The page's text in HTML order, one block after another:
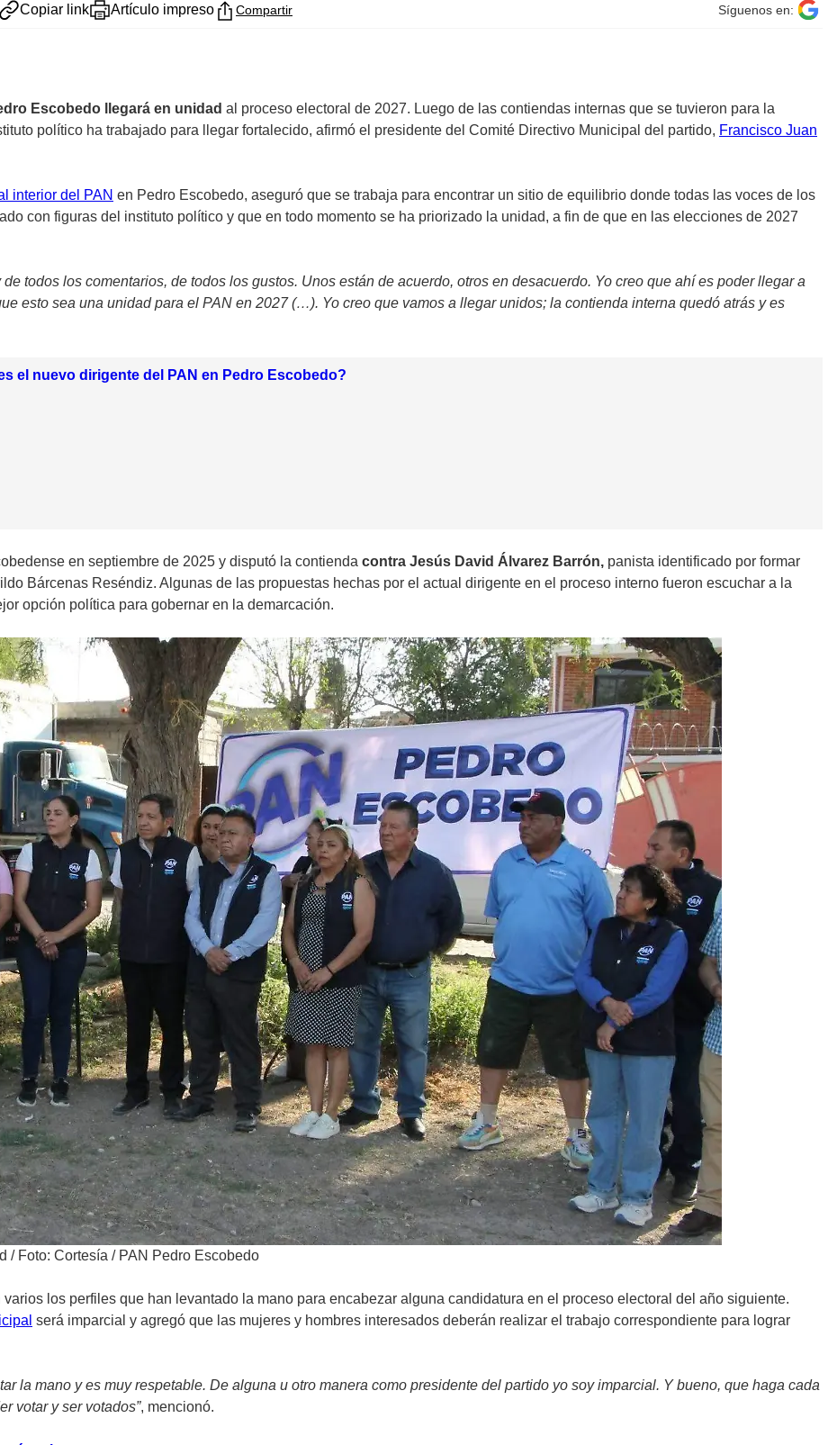
Copiar link Artículo impreso Compartir Síguenos en:
Escobedo llegará en unidad al proceso electoral de 2027. Luego de las contiendas internas que se tuvieron para la
político ha trabajado para llegar fortalecido, afirmó el presidente del Comité Directivo Municipal del partido, Francisco Juan
interior del PAN en Pedro Escobedo, aseguró que se trabaja para encontrar un sitio de equilibrio donde todas las voces de los
con figuras del instituto político y que en todo momento se ha priorizado la unidad, a fin de que en las elecciones de 2027
todos los comentarios, de todos los gustos. Unos están de acuerdo, otros en desacuerdo. Yo creo que ahí es poder llegar a
esto sea una unidad para el PAN en 2027 (…). Yo creo que vamos a llegar unidos; la contienda interna quedó atrás y es
el nuevo dirigente del PAN en Pedro Escobedo?
en septiembre de 2025 y disputó la contienda contra Jesús David Álvarez Barrón, panista identificado por formar
Bárcenas Reséndiz. Algunas de las propuestas hechas por el actual dirigente en el proceso interno fueron escuchar a la
opción política para gobernar en la demarcación.
/ Foto: Cortesía / PAN Pedro Escobedo
los perfiles que han levantado la mano para encabezar alguna candidatura en el proceso electoral del año siguiente.
será imparcial y agregó que las mujeres y hombres interesados deberán realizar el trabajo correspondiente para lograr
la mano y es muy respetable. De alguna u otro manera como presidente del partido yo soy imparcial. Y bueno, que haga cada
votar y ser votados”, mencionó.